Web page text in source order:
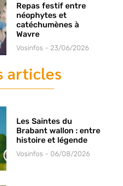
Repas festif entre
néophytes et
catéchumènes à
Wavre
Vosinfos 23/06/2026
articles
Les Saintes du
Brabant wallon : entre
histoire et légende
Vosinfos 06/08/2026